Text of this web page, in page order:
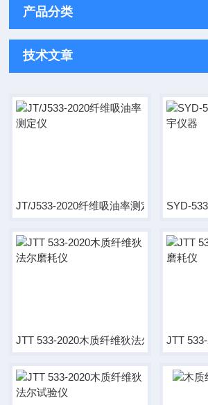
产品分类
技术文章
JT/J533-2020纤维吸油率测定仪 SYD-
JTT 533-2020木质纤维狄法尔磨耗仪
JTT